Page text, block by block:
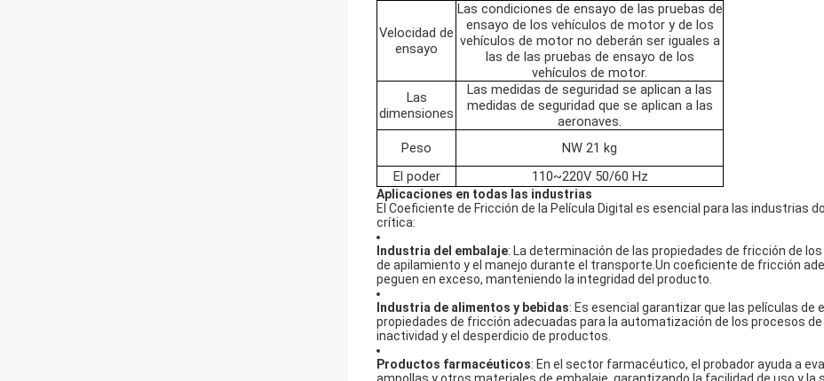
Velocidad de
ensayo
Las condiciones de ensayo de las pruebas de
ensayo de los vehículos de motor y de los
vehículos de motor no deberán ser iguales a
las de las pruebas de ensayo de los
vehículos de motor.
Las
dimensiones
Las medidas de seguridad se aplican a las
medidas de seguridad que se aplican a las
aeronaves.
Peso
NW 21 kg
El poder
110~220V 50/60 Hz
Aplicaciones en todas las industrias
El Coeficiente de Fricción de la Película Digital es esencial para las industrias
crítica:
Industria del embalaje: La determinación de las propiedades de fricción de
de apilamiento y el manejo durante el transporte.Un coeficiente de fricción
peguen en exceso, manteniendo la integridad del producto.
Industria de alimentos y bebidas: Es esencial garantizar que las películas
propiedades de fricción adecuadas para la automatización de los procesos
inactividad y el desperdicio de productos.
Productos farmacéuticos: En el sector farmacéutico, el probador ayuda a